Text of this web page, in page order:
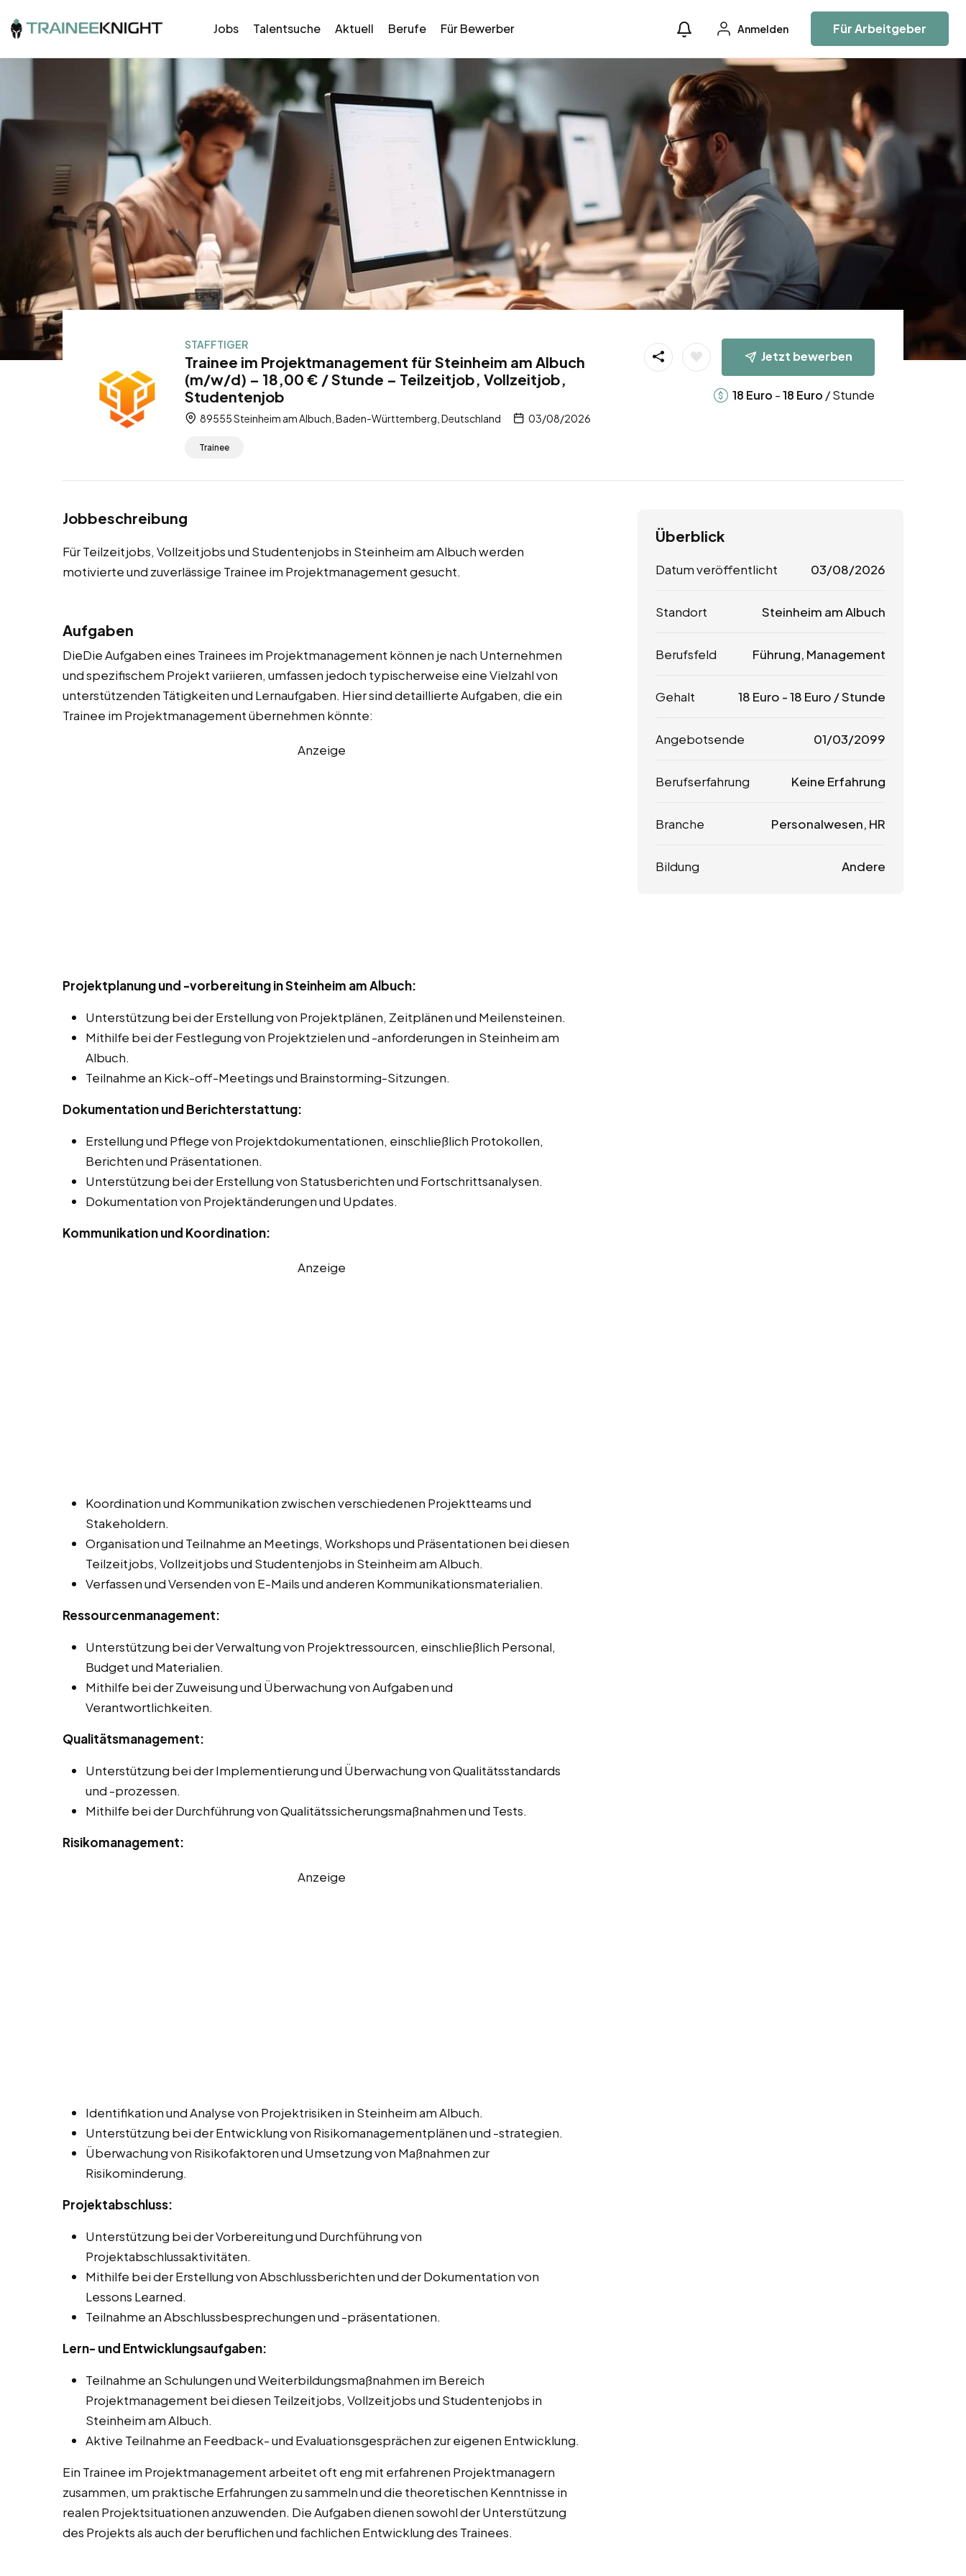
Jobs Talentsuche Aktuell Berufe Für Bewerber Anmelden Für Arbeitgeber
STAFFTIGER
Trainee im Projektmanagement für Steinheim am Albuch
(m/w/d) – 18,00 € / Stunde – Teilzeitjob, Vollzeitjob,
Studentenjob
89555 Steinheim am Albuch, Baden-Württemberg, Deutschland 03/08/2026
Trainee
Jetzt bewerben
18 Euro -18 Euro / Stunde
Jobbeschreibung
Für Teilzeitjobs, Vollzeitjobs und Studentenjobs in Steinheim am Albuch werden
motivierte und zuverlässige Trainee im Projektmanagement gesucht.
Aufgaben
DieDie Aufgaben eines Trainees im Projektmanagement können je nach Unternehmen
und spezifischem Projekt variieren, umfassen jedoch typischerweise eine Vielzahl von
unterstützenden Tätigkeiten und Lernaufgaben. Hier sind detaillierte Aufgaben, die ein
Trainee im Projektmanagement übernehmen könnte:
Anzeige
Projektplanung und -vorbereitung in Steinheim am Albuch:
Unterstützung bei der Erstellung von Projektplänen, Zeitplänen und Meilensteinen.
Mithilfe bei der Festlegung von Projektzielen und -anforderungen in Steinheim am
Albuch.
Teilnahme an Kick-off-Meetings und Brainstorming-Sitzungen.
Dokumentation und Berichterstattung:
Erstellung und Pflege von Projektdokumentationen, einschließlich Protokollen,
Berichten und Präsentationen.
Unterstützung bei der Erstellung von Statusberichten und Fortschrittsanalysen.
Dokumentation von Projektänderungen und Updates.
Kommunikation und Koordination:
Anzeige
Koordination und Kommunikation zwischen verschiedenen Projektteams und
Stakeholdern.
Organisation und Teilnahme an Meetings, Workshops und Präsentationen bei diesen
Teilzeitjobs, Vollzeitjobs und Studentenjobs in Steinheim am Albuch.
Verfassen und Versenden von E-Mails und anderen Kommunikationsmaterialien.
Ressourcenmanagement:
Unterstützung bei der Verwaltung von Projektressourcen, einschließlich Personal,
Budget und Materialien.
Mithilfe bei der Zuweisung und Überwachung von Aufgaben und
Verantwortlichkeiten.
Qualitätsmanagement:
Unterstützung bei der Implementierung und Überwachung von Qualitätsstandards
und -prozessen.
Mithilfe bei der Durchführung von Qualitätssicherungsmaßnahmen und Tests.
Risikomanagement:
Anzeige
Identifikation und Analyse von Projektrisiken in Steinheim am Albuch.
Unterstützung bei der Entwicklung von Risikomanagementplänen und -strategien.
Überwachung von Risikofaktoren und Umsetzung von Maßnahmen zur
Risikominderung.
Projektabschluss:
Unterstützung bei der Vorbereitung und Durchführung von
Projektabschlussaktivitäten.
Mithilfe bei der Erstellung von Abschlussberichten und der Dokumentation von
Lessons Learned.
Teilnahme an Abschlussbesprechungen und -präsentationen.
Lern- und Entwicklungsaufgaben:
Teilnahme an Schulungen und Weiterbildungsmaßnahmen im Bereich
Projektmanagement bei diesen Teilzeitjobs, Vollzeitjobs und Studentenjobs in
Steinheim am Albuch.
Aktive Teilnahme an Feedback- und Evaluationsgesprächen zur eigenen Entwicklung.
Ein Trainee im Projektmanagement arbeitet oft eng mit erfahrenen Projektmanagern
zusammen, um praktische Erfahrungen zu sammeln und die theoretischen Kenntnisse in
realen Projektsituationen anzuwenden. Die Aufgaben dienen sowohl der Unterstützung
des Projekts als auch der beruflichen und fachlichen Entwicklung des Trainees.
Überblick
Datum veröffentlicht 03/08/2026
Standort Steinheim am Albuch
Berufsfeld Führung, Management
Gehalt 18 Euro -18 Euro / Stunde
Angebotsende 01/03/2099
Berufserfahrung Keine Erfahrung
Branche Personalwesen, HR
Bildung Andere